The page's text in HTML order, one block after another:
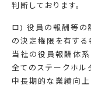
判断しております。
ロ) 役員の報酬等の
の決定権限を有する
当社の役員報酬体
全てのステークホル
中長期的な業績向上